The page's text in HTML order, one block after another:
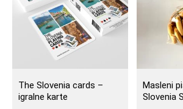
The Slovenia cards –
igralne karte
Masleni
Slovenia